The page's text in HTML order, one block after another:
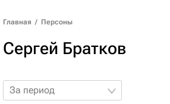
Главная / Персоны
Сергей Братков
За период